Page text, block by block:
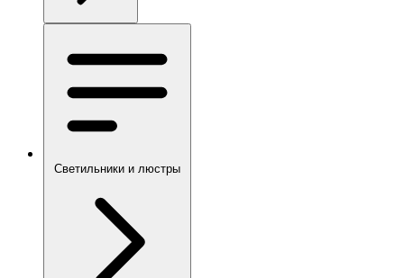
Светильники и люстры